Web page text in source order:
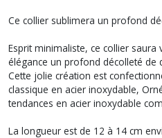
Ce collier sublimera un profond
Esprit minimaliste, ce collier
élégance un profond décolleté de
Cette jolie création est
classique en acier inoxydable,
tendances en acier inoxydable
La longueur est de 12 à 14 cm